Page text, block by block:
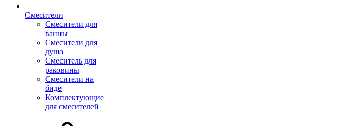
Смесители
Смесители для
ванны
Смесители для
душа
Смеситель для
раковины
Смесители на
биде
Комплектующие
для смесителей